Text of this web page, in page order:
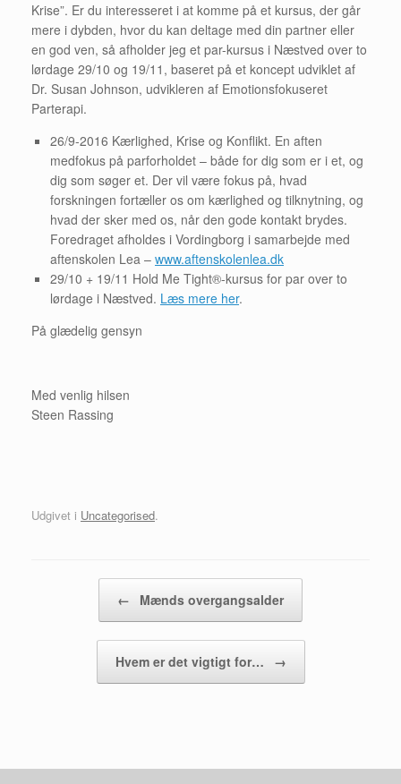
Krise”. Er du interesseret i at komme på et kursus, der går
mere i dybden, hvor du kan deltage med din partner eller
en god ven, så afholder jeg et par-kursus i Næstved over to
lørdage 29/10 og 19/11, baseret på et koncept udviklet af
Dr. Susan Johnson, udvikleren af Emotionsfokuseret
Parterapi.
26/9-2016 Kærlighed, Krise og Konflikt. En aften
medfokus på parforholdet – både for dig som er i et, og
dig som søger et. Der vil være fokus på, hvad
forskningen fortæller os om kærlighed og tilknytning, og
hvad der sker med os, når den gode kontakt brydes.
Foredraget afholdes i Vordingborg i samarbejde med
aftenskolen Lea – www.aftenskolenlea.dk
29/10 + 19/11 Hold Me Tight®-kursus for par over to
lørdage i Næstved. Læs mere her.
På glædelig gensyn
Med venlig hilsen
Steen Rassing
Udgivet i Uncategorised.
← Mænds overgangsalder
Hvem er det vigtigt for… →